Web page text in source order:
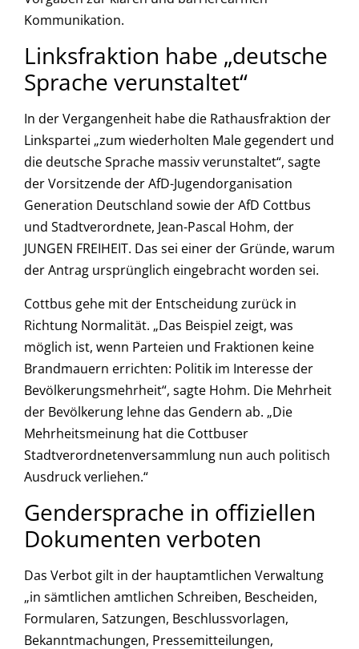
Kommunikation.
Linksfraktion habe „deutsche
Sprache verunstaltet“
In der Vergangenheit habe die Rathausfraktion der
Linkspartei „zum wiederholten Male gegendert und
die deutsche Sprache massiv verunstaltet“, sagte
der Vorsitzende der AfD-Jugendorganisation
Generation Deutschland sowie der AfD Cottbus
und Stadtverordnete, Jean-Pascal Hohm, der
JUNGEN FREIHEIT. Das sei einer der Gründe, warum
der Antrag ursprünglich eingebracht worden sei.
Cottbus gehe mit der Entscheidung zurück in
Richtung Normalität. „Das Beispiel zeigt, was
möglich ist, wenn Parteien und Fraktionen keine
Brandmauern errichten: Politik im Interesse der
Bevölkerungsmehrheit“, sagte Hohm. Die Mehrheit
der Bevölkerung lehne das Gendern ab. „Die
Mehrheitsmeinung hat die Cottbuser
Stadtverordnetenversammlung nun auch politisch
Ausdruck verliehen.“
Gendersprache in offiziellen
Dokumenten verboten
Das Verbot gilt in der hauptamtlichen Verwaltung
„in sämtlichen amtlichen Schreiben, Bescheiden,
Formularen, Satzungen, Beschlussvorlagen,
Bekanntmachungen, Pressemitteilungen,